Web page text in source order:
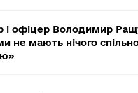
і офіцер Володимир
не мають нічого